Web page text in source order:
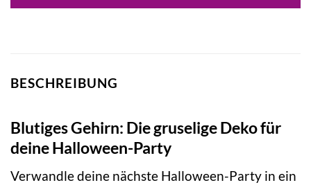
BESCHREIBUNG
Blutiges Gehirn: Die gruselige Deko für
deine Halloween-Party
Verwandle deine nächste Halloween-Party in ein